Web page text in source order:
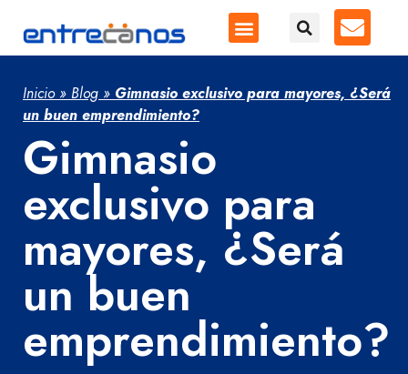
Inicio» Blog » Gimnasio exclusivo para mayores, ¿Será
un buen emprendimiento?
Gimnasio
exclusivo para
mayores, ¿Será
un buen
emprendimiento?